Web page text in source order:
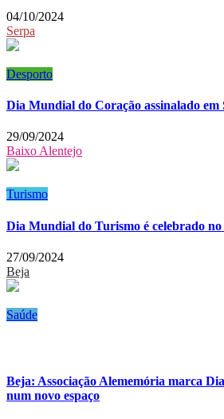
04/10/2024
Serpa
Desporto
Dia Mundial do Coração assinalado em
29/09/2024
Baixo Alentejo
Turismo
Dia Mundial do Turismo é celebrado
27/09/2024
Beja
Saúde
Beja: Associação Alememória marca
num novo espaço